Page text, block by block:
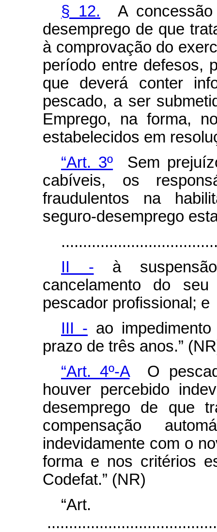
§ 12. A concessão
desemprego de que
à comprovação do
período entre defesos,
que deverá conter
pescado, a ser
Emprego, na forma,
estabelecidos em
“Art. 3º Sem
cabíveis, os
fraudulentos na
seguro-desemprego
II - à
cancelamento do
pescador profissional; e
III - ao
prazo de três anos.”
“Art. 4º-AO
houver percebido
desemprego de que
compensação
indevidamente com o
forma e nos critérios
Codefat.” (NR)